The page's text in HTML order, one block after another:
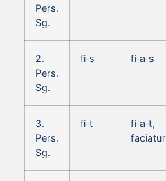
Pers.
Sg.
2.
Pers.
Sg.
fi‑s fi‑a‑s
3.
Pers.
Sg.
fi‑t
fi‑a‑t,
faciatur